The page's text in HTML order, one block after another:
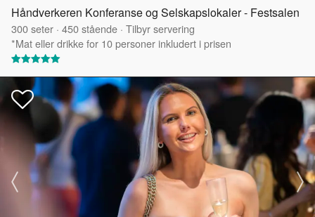
Håndverkeren Konferanse og Selskapslokaler - Festsalen
300seter · 450stående · Tilbyr servering
*Mat eller drikke for 10 personer inkludert i prisen